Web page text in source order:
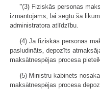
"(3) Fiziskās personas
izmantojams, lai segtu šā
administratora atlīdzību.
(4) Ja fiziskās personas
pasludināts, depozīts
maksātnespējas procesa
(5) Ministru kabinets
maksātnespējas procesa